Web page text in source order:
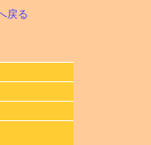
戻る